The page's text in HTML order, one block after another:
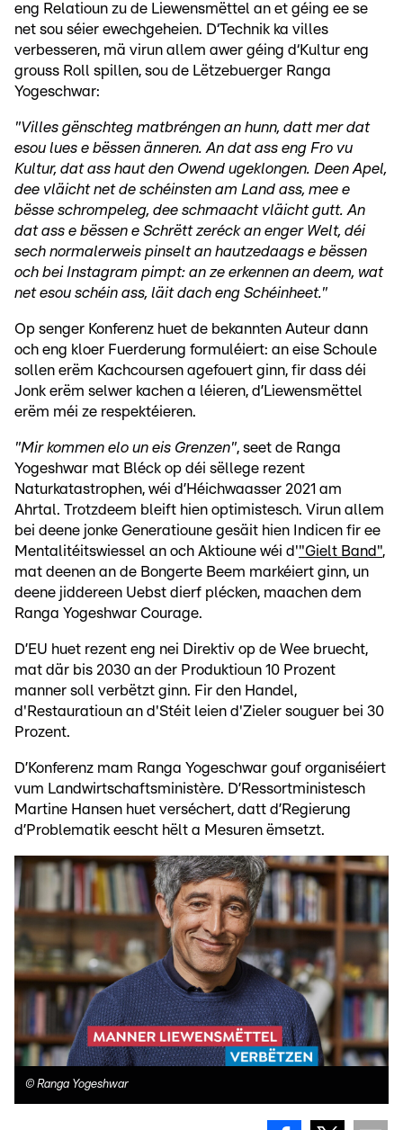
eng Relatioun zu de Liewensmëttel an et géing ee se
net sou séier ewechgeheien. D‘Technik ka villes
verbesseren, mä virun allem awer géing d‘Kultur eng
grouss Roll spillen, sou de Lëtzebuerger Ranga
Yogeschwar:
"Villes gënschteg matbréngen an hunn, datt mer dat
esou lues e bëssen änneren. An dat ass eng Fro vu
Kultur, dat ass haut den Owend ugeklongen. Deen Apel,
dee vläicht net de schéinsten am Land ass, mee e
bësse schrompeleg, dee schmaacht vläicht gutt. An
dat ass e bëssen e Schrëtt zeréck an enger Welt, déi
sech normalerweis pinselt an hautzedaags e bëssen
och bei Instagram pimpt: an ze erkennen an deem, wat
net esou schéin ass, läit dach eng Schéinheet."
Op senger Konferenz huet de bekannten Auteur dann
och eng kloer Fuerderung formuléiert: an eise Schoule
sollen erëm Kachcoursen agefouert ginn, fir dass déi
Jonk erëm selwer kachen a léieren, d’Liewensmëttel
erëm méi ze respektéieren.
"Mir kommen elo un eis Grenzen", seet de Ranga
Yogeshwar mat Bléck op déi sëllege rezent
Naturkatastrophen, wéi d’Héichwaasser 2021 am
Ahrtal. Trotzdeem bleift hien optimistesch. Virun allem
bei deene jonke Generatioune gesäit hien Indicen fir ee
Mentalitéitswiessel an och Aktioune wéi d'"Gielt Band",
mat deenen an de Bongerte Beem markéiert ginn, un
deene jiddereen Uebst dierf plécken, maachen dem
Ranga Yogeshwar Courage.
D’EU huet rezent eng nei Direktiv op de Wee bruecht,
mat där bis 2030 an der Produktioun 10 Prozent
manner soll verbëtzt ginn. Fir den Handel,
d'Restauratioun an d'Stéit leien d'Zieler souguer bei 30
Prozent.
D’Konferenz mam Ranga Yogeschwar gouf organiséiert
vum Landwirtschaftsministère. D’Ressortministesch
Martine Hansen huet verséchert, datt d’Regierung
d’Problematik eescht hëlt a Mesuren ëmsetzt.
© Ranga Yogeshwar